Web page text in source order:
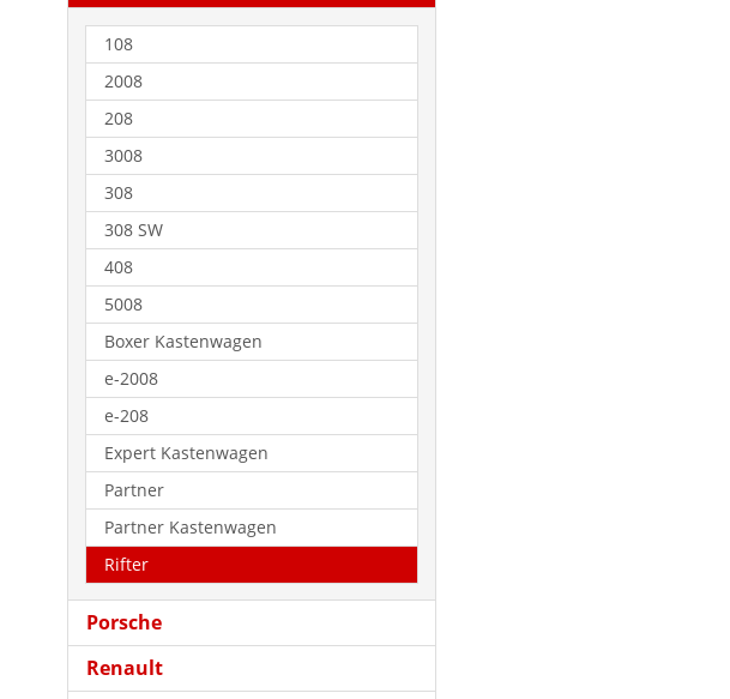
108
2008
208
3008
308
308 SW
408
5008
Boxer Kastenwagen
e-2008
e-208
Expert Kastenwagen
Partner
Partner Kastenwagen
Rifter
Porsche
Renault